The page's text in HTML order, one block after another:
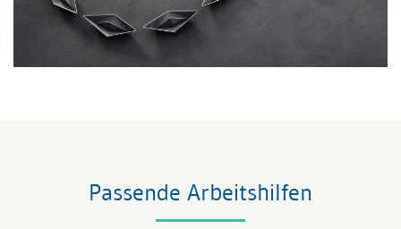
Passende Arbeitshilfen